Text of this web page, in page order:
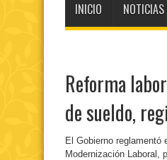
INICIO NOTICIAS
Reforma
de sueldo,
El Gobierno
Modernización Laboral,